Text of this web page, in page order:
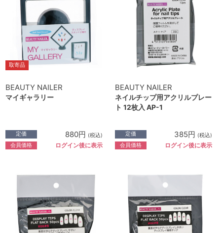
取寄品
BEAUTY NAILER
マイギャラリー
定価 880円 (税込)
会員価格 ログイン後に表示
BEAUTY NAILER
ネイルチップ用アクリルプレー
ト 12枚入 AP-1
定価 385円 (税込)
会員価格 ログイン後に表示